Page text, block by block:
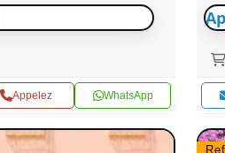
Appelez WhatsApp